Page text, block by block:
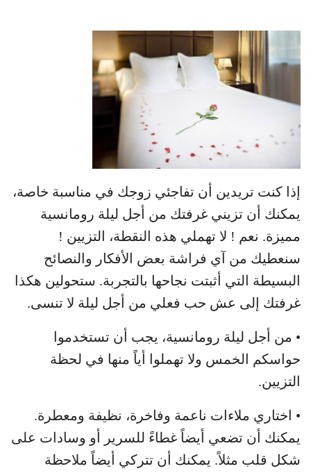
إذا كنت تريدين أن تفاجئي زوجك في مناسبة خاصة،
يمكنك أن تزيني غرفتك من أجل ليلة رومانسية
مميزة. نعم ! لا تهملي هذه النقطة، التزيين !
سنعطيك من آي فراشة بعض الأفكار والنصائح
البسيطة التي أثبتت نجاحها بالتجربة. ستحولين هكذا
غرفتك إلى عش حب فعلي من أجل ليلة لا تنسى.
• من أجل ليلة رومانسية، يجب أن تستخدموا
حواسكم الخمس ولا تهملوا أياً منها في لحظة
التزيين.
• اختاري ملاءات ناعمة وفاخرة، نظيفة ومعطرة.
يمكنك أن تضعي أيضاً غطاءً للسرير أو وسادات على
شكل قلب مثلاً. يمكنك أن تتركي أيضاً ملاحظة